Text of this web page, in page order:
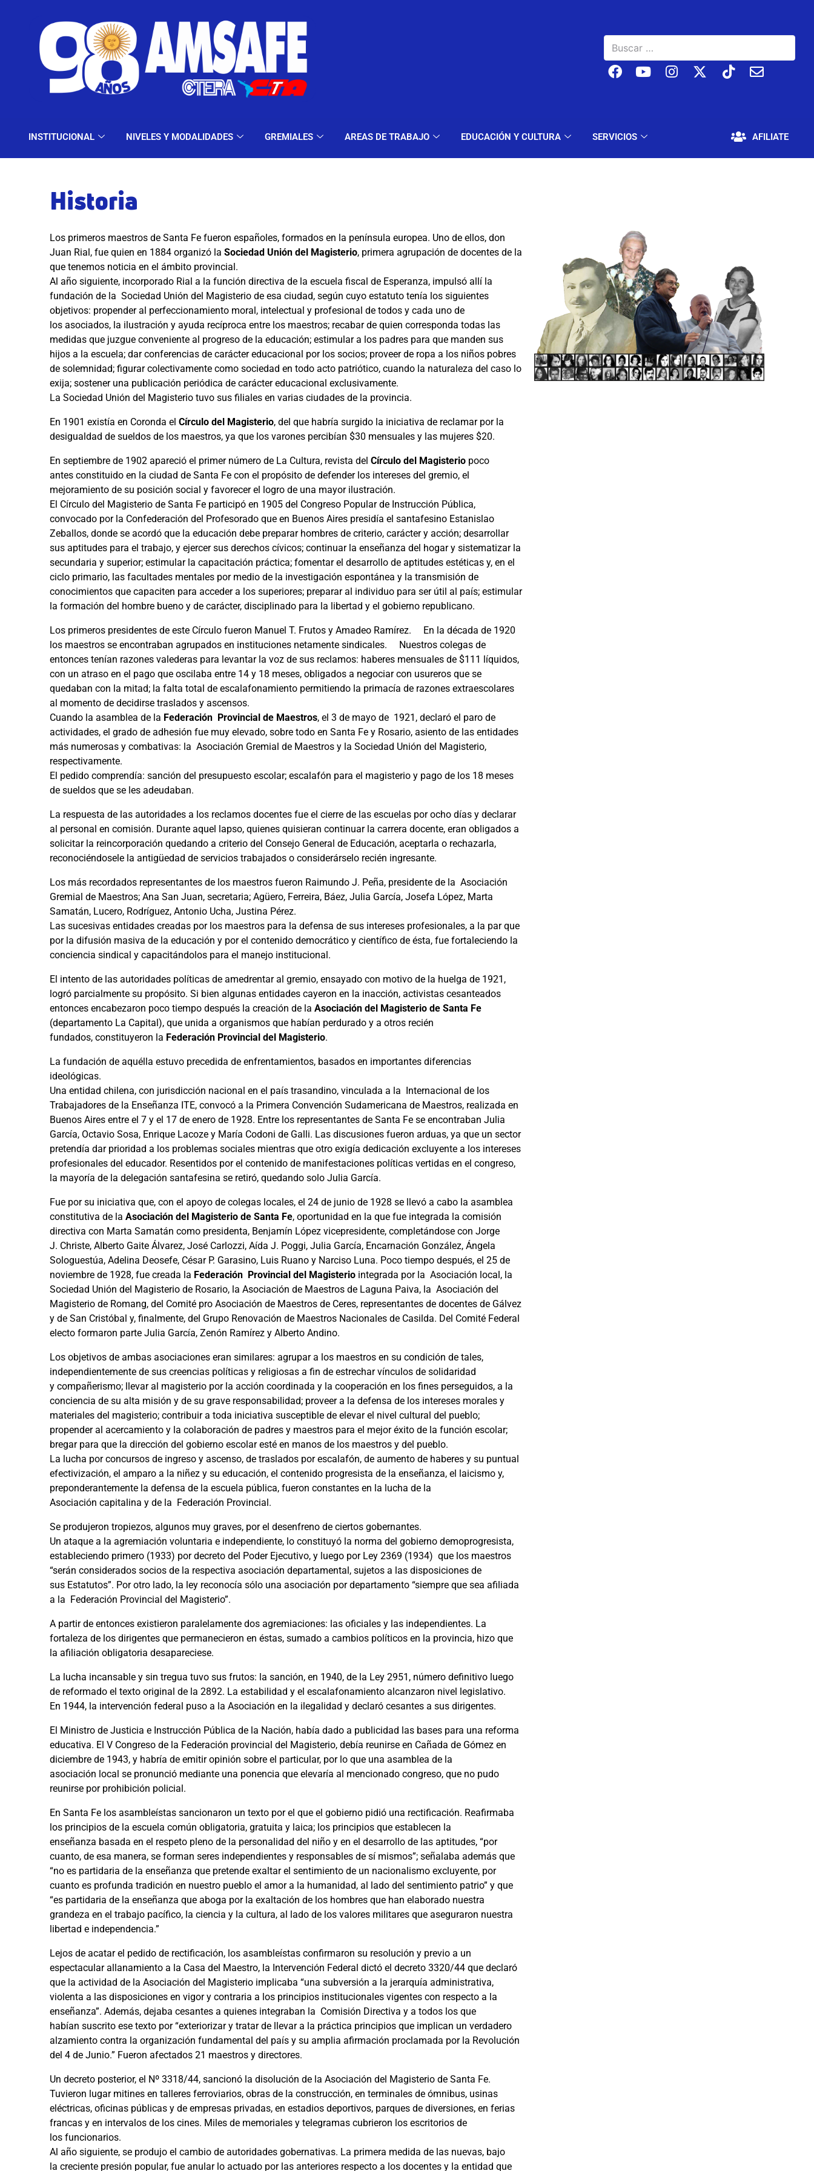
INSTITUCIONAL NIVELES Y MODALIDADES GREMIALES AREAS DE TRABAJO EDUCACIÓN Y CULTURA SERVICIOS AFILIATE
INSTITUCIONAL NIVELES Y MODALIDADES GREMIALES AREAS DE TRABAJO EDUCACIÓN Y CULTURA SERVICIOS
Historia
Los primeros maestros de Santa Fe fueron españoles, formados en la península europea. Uno de ellos, don
Juan Rial, fue quien en 1884 organizó la Sociedad Unión del Magisterio, primera agrupación de docentes de la
que tenemos noticia en el ámbito provincial.
Al año siguiente, incorporado Rial a la función directiva de la escuela fiscal de Esperanza, impulsó allí la
fundación de la Sociedad Unión del Magisterio de esa ciudad, según cuyo estatuto tenía los siguientes
objetivos: propender al perfeccionamiento moral, intelectual y profesional de todos y cada uno de
los asociados, la ilustración y ayuda recíproca entre los maestros; recabar de quien corresponda todas las
medidas que juzgue conveniente al progreso de la educación; estimular a los padres para que manden sus
hijos a la escuela; dar conferencias de carácter educacional por los socios; proveer de ropa a los niños pobres
de solemnidad; figurar colectivamente como sociedad en todo acto patriótico, cuando la naturaleza del caso lo
exija; sostener una publicación periódica de carácter educacional exclusivamente.
La Sociedad Unión del Magisterio tuvo sus filiales en varias ciudades de la provincia.
En 1901 existía en Coronda el Círculo del Magisterio, del que habría surgido la iniciativa de reclamar por la
desigualdad de sueldos de los maestros, ya que los varones percibían $30 mensuales y las mujeres $20.
En septiembre de 1902 apareció el primer número de La Cultura, revista del Círculo del Magisterio poco
antes constituido en la ciudad de Santa Fe con el propósito de defender los intereses del gremio, el
mejoramiento de su posición social y favorecer el logro de una mayor ilustración.
El Círculo del Magisterio de Santa Fe participó en 1905 del Congreso Popular de Instrucción Pública,
convocado por la Confederación del Profesorado que en Buenos Aires presidía el santafesino Estanislao
Zeballos, donde se acordó que la educación debe preparar hombres de criterio, carácter y acción; desarrollar
sus aptitudes para el trabajo, y ejercer sus derechos cívicos; continuar la enseñanza del hogar y sistematizar la
secundaria y superior; estimular la capacitación práctica; fomentar el desarrollo de aptitudes estéticas y, en el
ciclo primario, las facultades mentales por medio de la investigación espontánea y la transmisión de
conocimientos que capaciten para acceder a los superiores; preparar al individuo para ser útil al país; estimular
la formación del hombre bueno y de carácter, disciplinado para la libertad y el gobierno republicano.
Los primeros presidentes de este Círculo fueron Manuel T. Frutos y Amadeo Ramírez. En la década de 1920
los maestros se encontraban agrupados en instituciones netamente sindicales. Nuestros colegas de
entonces tenían razones valederas para levantar la voz de sus reclamos: haberes mensuales de $111 líquidos,
con un atraso en el pago que oscilaba entre 14 y 18 meses, obligados a negociar con usureros que se
quedaban con la mitad; la falta total de escalafonamiento permitiendo la primacía de razones extraescolares
al momento de decidirse traslados y ascensos.
Cuando la asamblea de la Federación Provincial de Maestros, el 3 de mayo de 1921, declaró el paro de
actividades, el grado de adhesión fue muy elevado, sobre todo en Santa Fe y Rosario, asiento de las entidades
más numerosas y combativas: la Asociación Gremial de Maestros y la Sociedad Unión del Magisterio,
respectivamente.
El pedido comprendía: sanción del presupuesto escolar; escalafón para el magisterio y pago de los 18 meses
de sueldos que se les adeudaban.
La respuesta de las autoridades a los reclamos docentes fue el cierre de las escuelas por ocho días y declarar
al personal en comisión. Durante aquel lapso, quienes quisieran continuar la carrera docente, eran obligados a
solicitar la reincorporación quedando a criterio del Consejo General de Educación, aceptarla o rechazarla,
reconociéndosele la antigüedad de servicios trabajados o considerárselo recién ingresante.
Los más recordados representantes de los maestros fueron Raimundo J. Peña, presidente de la Asociación
Gremial de Maestros; Ana San Juan, secretaria; Agüero, Ferreira, Báez, Julia García, Josefa López, Marta
Samatán, Lucero, Rodríguez, Antonio Ucha, Justina Pérez.
Las sucesivas entidades creadas por los maestros para la defensa de sus intereses profesionales, a la par que
por la difusión masiva de la educación y por el contenido democrático y científico de ésta, fue fortaleciendo la
conciencia sindical y capacitándolos para el manejo institucional.
El intento de las autoridades políticas de amedrentar al gremio, ensayado con motivo de la huelga de 1921,
logró parcialmente su propósito. Si bien algunas entidades cayeron en la inacción, activistas cesanteados
entonces encabezaron poco tiempo después la creación de la Asociación del Magisterio de Santa Fe
(departamento La Capital), que unida a organismos que habían perdurado y a otros recién
fundados, constituyeron la Federación Provincial del Magisterio.
La fundación de aquélla estuvo precedida de enfrentamientos, basados en importantes diferencias
ideológicas.
Una entidad chilena, con jurisdicción nacional en el país trasandino, vinculada a la Internacional de los
Trabajadores de la Enseñanza ITE, convocó a la Primera Convención Sudamericana de Maestros, realizada en
Buenos Aires entre el 7 y el 17 de enero de 1928. Entre los representantes de Santa Fe se encontraban Julia
García, Octavio Sosa, Enrique Lacoze y María Codoni de Galli. Las discusiones fueron arduas, ya que un sector
pretendía dar prioridad a los problemas sociales mientras que otro exigía dedicación excluyente a los intereses
profesionales del educador. Resentidos por el contenido de manifestaciones políticas vertidas en el congreso,
la mayoría de la delegación santafesina se retiró, quedando solo Julia García.
Fue por su iniciativa que, con el apoyo de colegas locales, el 24 de junio de 1928 se llevó a cabo la asamblea
constitutiva de la Asociación del Magisterio de Santa Fe, oportunidad en la que fue integrada la comisión
directiva con Marta Samatán como presidenta, Benjamín López vicepresidente, completándose con Jorge
J. Christe, Alberto Gaite Álvarez, José Carlozzi, Aída J. Poggi, Julia García, Encarnación González, Ángela
Sologuestúa, Adelina Deosefe, César P. Garasino, Luis Ruano y Narciso Luna. Poco tiempo después, el 25 de
noviembre de 1928, fue creada la Federación Provincial del Magisterio integrada por la Asociación local, la
Sociedad Unión del Magisterio de Rosario, la Asociación de Maestros de Laguna Paiva, la Asociación del
Magisterio de Romang, del Comité pro Asociación de Maestros de Ceres, representantes de docentes de Gálvez
y de San Cristóbal y, finalmente, del Grupo Renovación de Maestros Nacionales de Casilda. Del Comité Federal
electo formaron parte Julia García, Zenón Ramírez y Alberto Andino.
Los objetivos de ambas asociaciones eran similares: agrupar a los maestros en su condición de tales,
independientemente de sus creencias políticas y religiosas a fin de estrechar vínculos de solidaridad
y compañerismo; llevar al magisterio por la acción coordinada y la cooperación en los fines perseguidos, a la
conciencia de su alta misión y de su grave responsabilidad; proveer a la defensa de los intereses morales y
materiales del magisterio; contribuir a toda iniciativa susceptible de elevar el nivel cultural del pueblo;
propender al acercamiento y la colaboración de padres y maestros para el mejor éxito de la función escolar;
bregar para que la dirección del gobierno escolar esté en manos de los maestros y del pueblo.
La lucha por concursos de ingreso y ascenso, de traslados por escalafón, de aumento de haberes y su puntual
efectivización, el amparo a la niñez y su educación, el contenido progresista de la enseñanza, el laicismo y,
preponderantemente la defensa de la escuela pública, fueron constantes en la lucha de la
Asociación capitalina y de la Federación Provincial.
Se produjeron tropiezos, algunos muy graves, por el desenfreno de ciertos gobernantes.
Un ataque a la agremiación voluntaria e independiente, lo constituyó la norma del gobierno demoprogresista,
estableciendo primero (1933) por decreto del Poder Ejecutivo, y luego por Ley 2369 (1934) que los maestros
“serán considerados socios de la respectiva asociación departamental, sujetos a las disposiciones de
sus Estatutos”. Por otro lado, la ley reconocía sólo una asociación por departamento “siempre que sea afiliada
a la Federación Provincial del Magisterio”.
A partir de entonces existieron paralelamente dos agremiaciones: las oficiales y las independientes. La
fortaleza de los dirigentes que permanecieron en éstas, sumado a cambios políticos en la provincia, hizo que
la afiliación obligatoria desapareciese.
La lucha incansable y sin tregua tuvo sus frutos: la sanción, en 1940, de la Ley 2951, número definitivo luego
de reformado el texto original de la 2892. La estabilidad y el escalafonamiento alcanzaron nivel legislativo.
En 1944, la intervención federal puso a la Asociación en la ilegalidad y declaró cesantes a sus dirigentes.
El Ministro de Justicia e Instrucción Pública de la Nación, había dado a publicidad las bases para una reforma
educativa. El V Congreso de la Federación provincial del Magisterio, debía reunirse en Cañada de Gómez en
diciembre de 1943, y habría de emitir opinión sobre el particular, por lo que una asamblea de la
asociación local se pronunció mediante una ponencia que elevaría al mencionado congreso, que no pudo
reunirse por prohibición policial.
En Santa Fe los asambleístas sancionaron un texto por el que el gobierno pidió una rectificación. Reafirmaba
los principios de la escuela común obligatoria, gratuita y laica; los principios que establecen la
enseñanza basada en el respeto pleno de la personalidad del niño y en el desarrollo de las aptitudes, “por
cuanto, de esa manera, se forman seres independientes y responsables de sí mismos”; señalaba además que
“no es partidaria de la enseñanza que pretende exaltar el sentimiento de un nacionalismo excluyente, por
cuanto es profunda tradición en nuestro pueblo el amor a la humanidad, al lado del sentimiento patrio” y que
“es partidaria de la enseñanza que aboga por la exaltación de los hombres que han elaborado nuestra
grandeza en el trabajo pacífico, la ciencia y la cultura, al lado de los valores militares que aseguraron nuestra
libertad e independencia.”
Lejos de acatar el pedido de rectificación, los asambleístas confirmaron su resolución y previo a un
espectacular allanamiento a la Casa del Maestro, la Intervención Federal dictó el decreto 3320/44 que declaró
que la actividad de la Asociación del Magisterio implicaba “una subversión a la jerarquía administrativa,
violenta a las disposiciones en vigor y contraria a los principios institucionales vigentes con respecto a la
enseñanza”. Además, dejaba cesantes a quienes integraban la Comisión Directiva y a todos los que
habían suscrito ese texto por “exteriorizar y tratar de llevar a la práctica principios que implican un verdadero
alzamiento contra la organización fundamental del país y su amplia afirmación proclamada por la Revolución
del 4 de Junio.” Fueron afectados 21 maestros y directores.
Un decreto posterior, el Nº 3318/44, sancionó la disolución de la Asociación del Magisterio de Santa Fe.
Tuvieron lugar mitines en talleres ferroviarios, obras de la construcción, en terminales de ómnibus, usinas
eléctricas, oficinas públicas y de empresas privadas, en estadios deportivos, parques de diversiones, en ferias
francas y en intervalos de los cines. Miles de memoriales y telegramas cubrieron los escritorios de
los funcionarios.
Al año siguiente, se produjo el cambio de autoridades gobernativas. La primera medida de las nuevas, bajo
la creciente presión popular, fue anular lo actuado por las anteriores respecto a los docentes y la entidad que